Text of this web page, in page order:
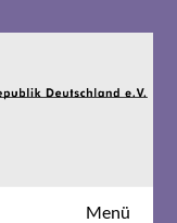
Menü